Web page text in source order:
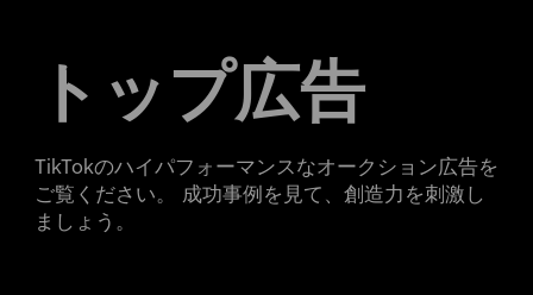
トップ広告
TikTokのハイパフォーマンスなオークション広告を
ご覧ください。 成功事例を見て、創造力を刺激し
ましょう。